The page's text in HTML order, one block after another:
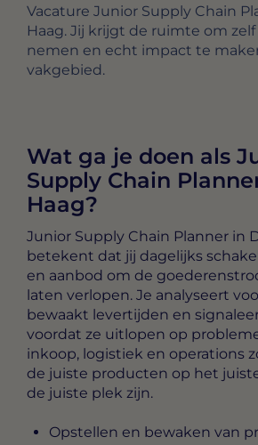
Vacature Junior Supply Chain
Haag. Jij krijgt de ruimte om
nemen en echt impact te
vakgebied.
Wat ga je doen als
Supply Chain
Haag?
Junior Supply Chain Planner in
betekent dat jij dagelijks
en aanbod om de
laten verlopen. Je analyseert
bewaakt levertijden en
voordat ze uitlopen op
inkoop, logistiek en operations
de juiste producten op het
de juiste plek zijn.
Opstellen en bewaken van